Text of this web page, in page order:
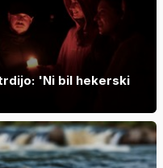
'Ni bil hekerski